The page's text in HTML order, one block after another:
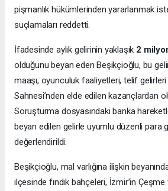
pişmanlık hükümlerinden yararlanmak
suçlamaları reddetti.
İfadesinde aylık gelirinin yaklaşık 2
olduğunu beyan eden Beşikçioğlu, bu
maaşı, oyunculuk faaliyetleri, telif
Sahnesi’nden elde edilen kazançlardan
Soruşturma dosyasındaki banka
beyan edilen gelirle uyumlu düzenli para
değerlendirildi.
Beşikçioğlu, mal varlığına ilişkin
ilçesinde fındık bahçeleri, İzmir’in